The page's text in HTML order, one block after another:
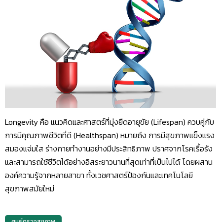
Longevity คือ แนวคิดและศาสตร์ที่มุ่งยืดอายุขัย (Lifespan) ควบคู่กับ
การมีคุณภาพชีวิตที่ดี (Healthspan) หมายถึง การมีสุขภาพแข็งแรง
สมองแจ่มใส ร่างกายทำงานอย่างมีประสิทธิภาพ ปราศจากโรคเรื้อรัง
และสามารถใช้ชีวิตได้อย่างอิสระยาวนานที่สุดเท่าที่เป็นไปได้ โดยผสาน
องค์ความรู้จากหลายสาขา ทั้งเวชศาสตร์ป้องกันและเทคโนโลยี
สุขภาพสมัยใหม่